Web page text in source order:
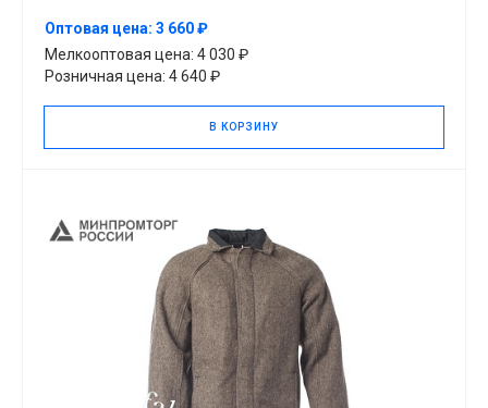
Оптовая цена: 3 660 ₽
Мелкооптовая цена: 4 030 ₽
Розничная цена: 4 640 ₽
В КОРЗИНУ